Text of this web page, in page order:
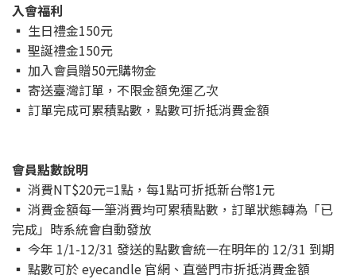
入會福利
▪ 生日禮金150元
▪ 聖誕禮金150元
▪ 加入會員贈50元購物金
▪ 寄送臺灣訂單，不限金額免運乙次
▪ 訂單完成可累積點數，點數可折抵消費金額
會員點數說明
▪ 消費NT$20元=1點，每1點可折抵新台幣1元
▪ 消費金額每一筆消費均可累積點數，訂單狀態轉為「已
完成」時系統會自動發放
▪ 今年 1/1-12/31 發送的點數會統一在明年的 12/31 到期
▪ 點數可於 eyecandle 官網、直營門市折抵消費金額